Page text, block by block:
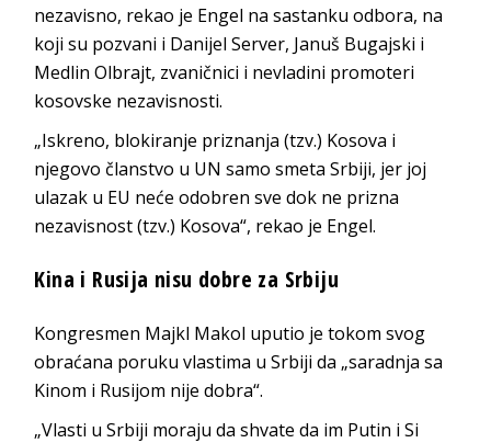
nezavisno, rekao je Engel na sastanku odbora, na
koji su pozvani i Danijel Server, Januš Bugajski i
Medlin Olbrajt, zvaničnici i nevladini promoteri
kosovske nezavisnosti.
„Iskreno, blokiranje priznanja (tzv.) Kosova i
njegovo članstvo u UN samo smeta Srbiji, jer joj
ulazak u EU neće odobren sve dok ne prizna
nezavisnost (tzv.) Kosova“, rekao je Engel.
Kina i Rusija nisu dobre za Srbiju
Kongresmen Majkl Makol uputio je tokom svog
obraćana poruku vlastima u Srbiji da „saradnja sa
Kinom i Rusijom nije dobra“.
„Vlasti u Srbiji moraju da shvate da im Putin i Si